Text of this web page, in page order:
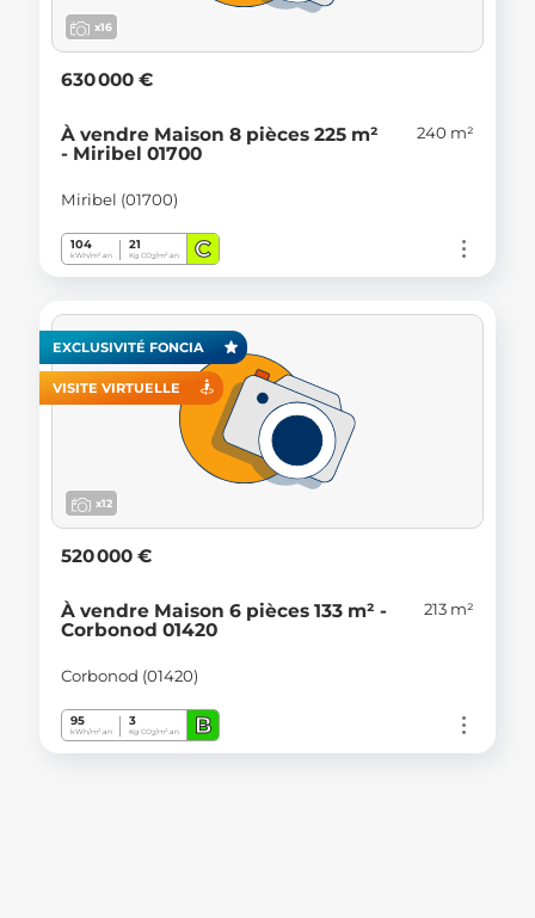
x16
630 000 €
À vendre Maison 8 pièces 225 m²
- Miribel 01700
240 m²
Miribel (01700)
104
kWh/m².an
21
Kg CO2/m².an C
EXCLUSIVITÉ FONCIA
VISITE VIRTUELLE
x12
520 000 €
À vendre Maison 6 pièces 133 m² -
Corbonod 01420
213 m²
Corbonod (01420)
95
kWh/m².an
3
Kg CO2/m².an B